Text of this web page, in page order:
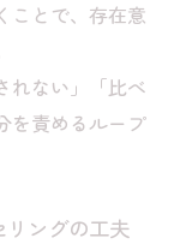
ングで受け
本音を引き
ことで、存在意
れない」「比べ
を責めるループ
リングの工夫